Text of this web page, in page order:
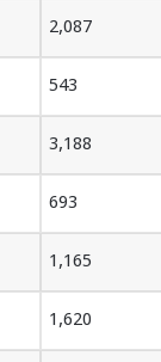
2,087
543
3,188
693
1,165
1,620